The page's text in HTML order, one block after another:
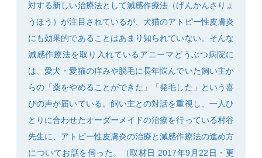
対する新しい治療法として減感作療法（げんかんさりょ
うほう）が注目されているが、犬猫のアトピー性皮膚炎
にも効果的であることはあまり知られていない。そんな
減感作療法を取り入れているアニーマどうぶつ病院に
は、愛犬・愛猫の痒みや脱毛に長年悩んでいた飼い主か
らの「薬をやめることができた」「発毛した」という喜
びの声が届いている。飼い主との対話を重視し、一人ひ
とりに合わせたオーダーメイドの治療を行っている村谷
先生に、アトピー性皮膚炎の治療と減感作療法の進め方
についてお話を伺った。（取材日 2017年9月22日・更